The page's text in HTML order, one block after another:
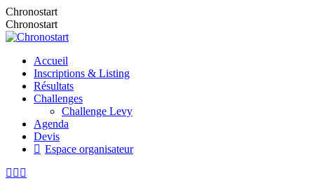
Chronostart
Chronostart
Accueil
Inscriptions & Listing
Résultats
Challenges
Challenge Levy
Agenda
Devis
Espace organisateur